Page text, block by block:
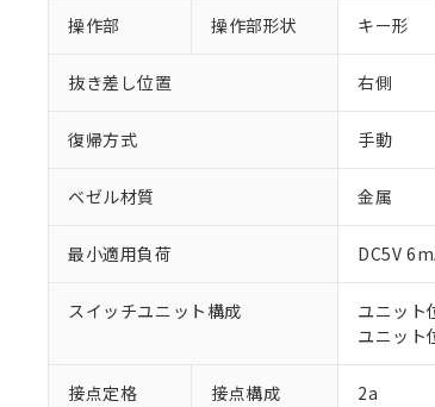
操作部 操作部形状 キー形
抜き差し位置 右側
復帰方式 手動
ベゼル材質 金属
最小適用負荷 DC5V
スイッチユニット構成
ユニット
ユニット
接点定格 接点構成 2a
※1
対